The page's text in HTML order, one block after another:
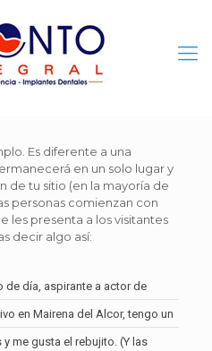
Es diferente a una
en un solo lugar y
de tu sitio (en la mayoría de
personas comienzan con
les presenta a los visitantes
decir algo así:
de día, aspirante a actor de
en Mairena del Alcor, tengo un
me gusta el rebujito. (Y las